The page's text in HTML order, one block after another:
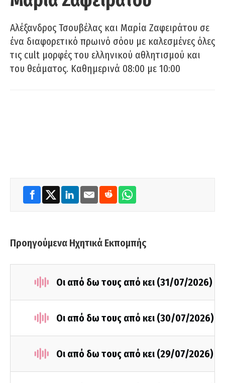
Αλέξανδρος Τσουβέλας και Μαρία Ζαφειράτου σε
ένα διαφορετικό πρωινό σόου με καλεσμένες όλες
τις cult μορφές του ελληνικού αθλητισμού και
του θεάματος. Καθημερινά 08:00 με 10:00
Προηγούμενα Ηχητικά Εκπομπής
Οι από δω τους από κει (31/07/2026)
Οι από δω τους από κει (30/07/2026)
Οι από δω τους από κει (29/07/2026)